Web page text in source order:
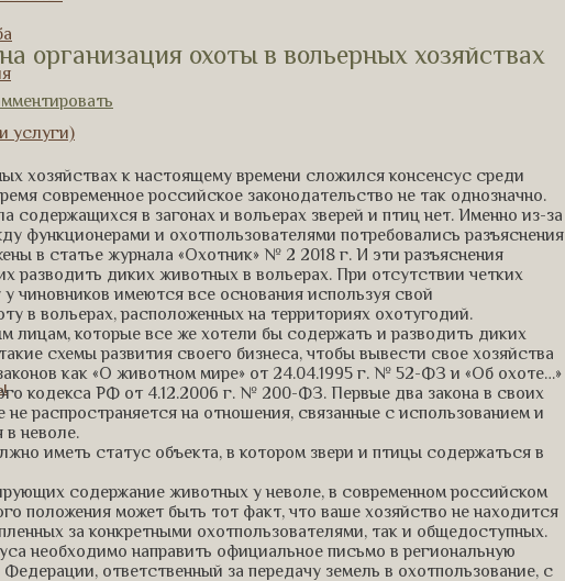
услуги)
организация охоты в вольерных хозяйствах
хозяйствах к настоящему времени сложился консенсус среди
современное российское законодательство не так однозначно.
содержащихся в загонах и вольерах зверей и птиц нет. Именно из-за
функционерами и охотпользователями потребовались разъяснения
в статье журнала «Охотник» № 2 2018 г. И эти разъяснения
разводить диких животных в вольерах. При отсутствии четких
чиновников имеются все основания используя свой
в вольерах, расположенных на территориях охотугодий.
лицам, которые все же хотели бы содержать и разводить диких
схемы развития своего бизнеса, чтобы вывести свое хозяйства
как «О животном мире» от 24.04.1995 г. № 52-ФЗ и «Об охоте…»
кодекса РФ от 4.12.2006 г. № 200-ФЗ. Первые два закона в своих
распространяется на отношения, связанные с использованием и
неволе.
иметь статус объекта, в котором звери и птицы содержаться в
содержание животных у неволе, в современном российском
положения может быть тот факт, что ваше хозяйство не находится
за конкретными охотпользователями, так и общедоступных.
необходимо направить официальное письмо в региональную
ответственный за передачу земель в охотпользование, с